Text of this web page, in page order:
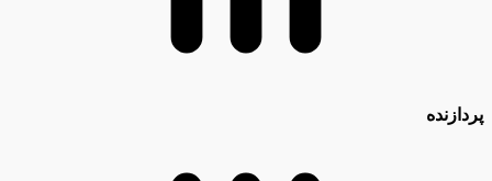
پردازنده